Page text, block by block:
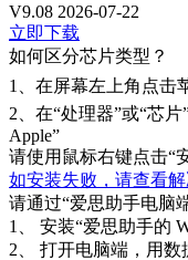
V9.08 2026-07-22
立即下载
如何区分芯片类型？
1、 在屏幕左上角点击
2、 在“处理器”或“芯片
Apple”
请使用鼠标右键点击“
如安装失败，请查看解
请通过“爱思助手电脑
1、
安装“爱思助手的
2、
打开电脑端，用数